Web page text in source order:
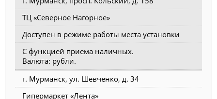
ТЦ «Северное Нагорное»
Доступен в режиме работы места установки
С функцией приема наличных.
Валюта: рубли.
г. Мурманск, ул. Шевченко, д. 34
Гипермаркет «Лента»